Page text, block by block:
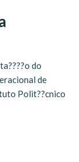
do
de
Polit??cnico